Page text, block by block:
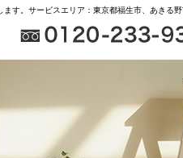
す。サービスエリア：東京都福生市、あきる